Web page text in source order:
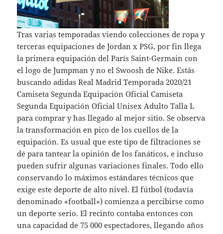
Tras varias temporadas viendo colecciones de ropa y
terceras equipaciones de Jordan x PSG, por fin llega
la primera equipación del París Saint-Germain con
el logo de Jumpman y no el Swoosh de Nike. Estás
buscando adidas Real Madrid Temporada 2020/21
Camiseta Segunda Equipación Oficial Camiseta
Segunda Equipación Oficial Unisex Adulto Talla L
para comprar y has llegado al mejor sitio. Se observa
la transformación en pico de los cuellos de la
equipación. Es usual que este tipo de filtraciones se
dé para tantear la opinión de los fanáticos, e incluso
pueden sufrir algunas variaciones finales. Todo ello
conservando lo máximos estándares técnicos que
exige este deporte de alto nivel. El fútbol (todavía
denominado «football») comienza a percibirse como
un deporte serio. El recinto contaba entonces con
una capacidad de 75 000 espectadores, llegando años